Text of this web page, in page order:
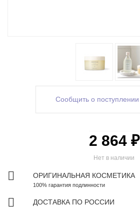
Сообщить о поступлении
Нет в наличии
2 864 ₽
ОРИГИНАЛЬНАЯ КОСМЕТИКА
100% гарантия подлинности
ДОСТАВКА ПО РОССИИ